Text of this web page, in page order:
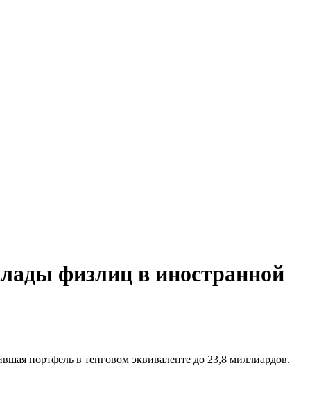
физлиц в иностранной
портфель в тенговом эквиваленте до 23,8 миллиардов.